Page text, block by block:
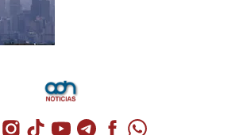
Cuenta de X / Twitter (se abre en una
Cuenta de Instagram (se abre en una
Cuenta de TikTok (se abre en
Cuenta de YouTube (se abre
Cuenta de Telegram (se
Cuenta de
Cuenta de